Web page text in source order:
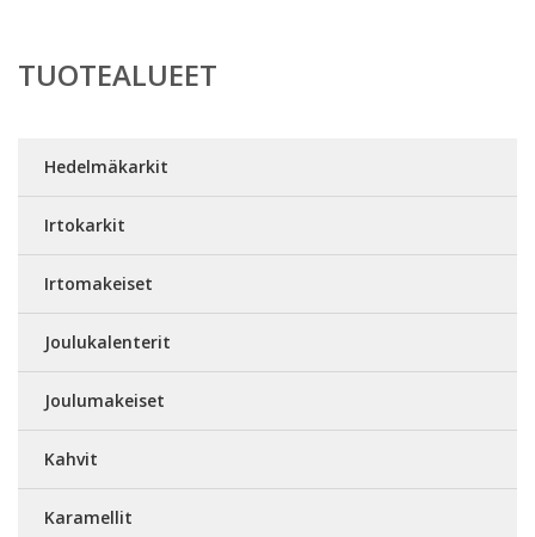
TUOTEALUEET
Hedelmäkarkit
Irtokarkit
Irtomakeiset
Joulukalenterit
Joulumakeiset
Kahvit
Karamellit